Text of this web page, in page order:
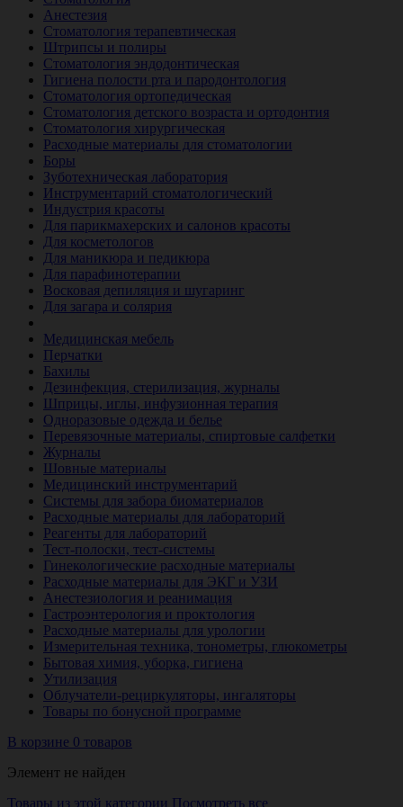
Анестезия
Стоматология терапевтическая
Штрипсы и полиры
Стоматология эндодонтическая
Гигиена полости рта и пародонтология
Стоматология ортопедическая
Стоматология детского возраста и ортодонтия
Стоматология хирургическая
Расходные материалы для стоматологии
Боры
Зуботехническая лаборатория
Инструментарий стоматологический
Индустрия красоты
Для парикмахерских и салонов красоты
Для косметологов
Для маникюра и педикюра
Для парафинотерапии
Восковая депиляция и шугаринг
Для загара и солярия
Медицинская мебель
Перчатки
Бахилы
Дезинфекция, стерилизация, журналы
Шприцы, иглы, инфузионная терапия
Одноразовые одежда и белье
Перевязочные материалы, спиртовые салфетки
Журналы
Шовные материалы
Медицинский инструментарий
Системы для забора биоматериалов
Расходные материалы для лабораторий
Реагенты для лабораторий
Тест-полоски, тест-системы
Гинекологические расходные материалы
Расходные материалы для ЭКГ и УЗИ
Анестезиология и реанимация
Гастроэнтерология и проктология
Расходные материалы для урологии
Измерительная техника, тонометры, глюкометры
Бытовая химия, уборка, гигиена
Утилизация
Облучатели-рециркуляторы, ингаляторы
Товары по бонусной программе
В корзине 0 товаров
Элемент не найден
Товары из этой категории Посмотреть все